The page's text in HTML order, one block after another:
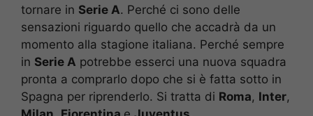
tornare in Serie A. Perché ci sono delle
sensazioni riguardo quello che accadrà da un
momento alla stagione italiana. Perché sempre
in Serie A potrebbe esserci una nuova squadra
pronta a comprarlo dopo che si è fatta sotto in
Spagna per riprenderlo. Si tratta di Roma, Inter,